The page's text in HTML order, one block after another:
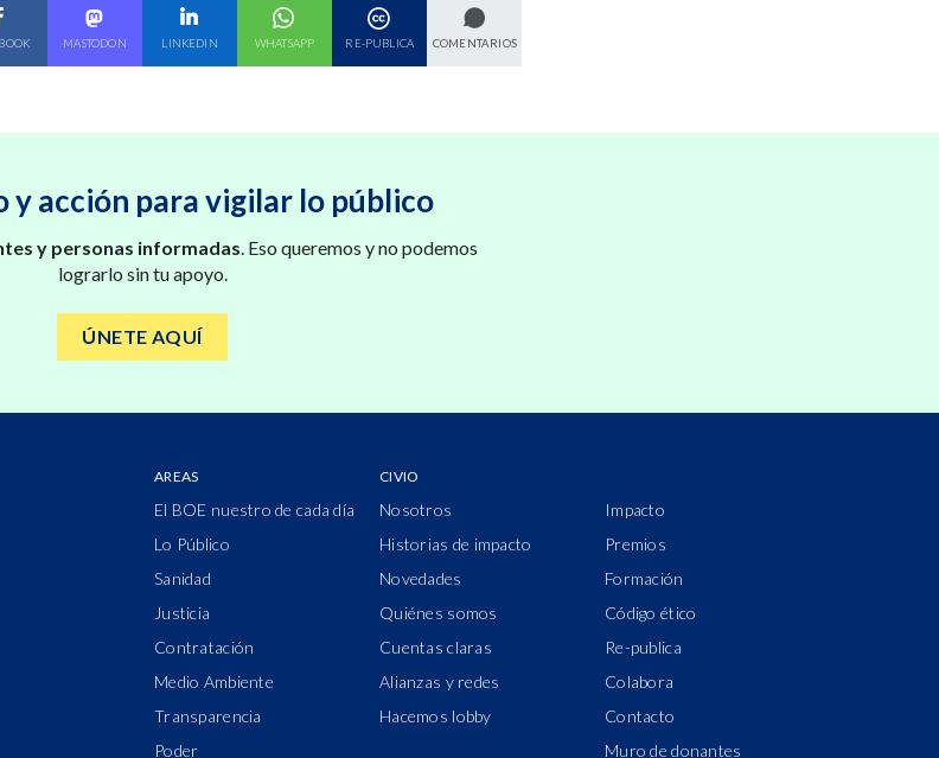
COMPARTE EN COMPARTE EN
MASTODON
COMPARTE EN
LINKEDIN
COMPARTE EN
WHATSAPP RE-PUBLICA COMENTARIOS
y acción para vigilar lo público
y personas informadas . Eso queremos y no podemos
lograrlo sin tu apoyo.
ÚNETE AQUÍ
AREAS
El BOE nuestro de cada día
Lo Público
Sanidad
Justicia
Contratación
Medio Ambiente
Transparencia
Poder
CIVIO
Nosotros
Historias de impacto
Novedades
Quiénes somos
Cuentas claras
Alianzas y redes
Hacemos lobby
Impacto
Premios
Formación
Código ético
Re-publica
Colabora
Contacto
Muro de donantes